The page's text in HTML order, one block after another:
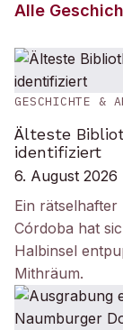
Alle
GESCHICHTE &
Älteste
identifiziert
6. August 2026
Ein
Córdoba hat
Halbinsel
Mithräum.